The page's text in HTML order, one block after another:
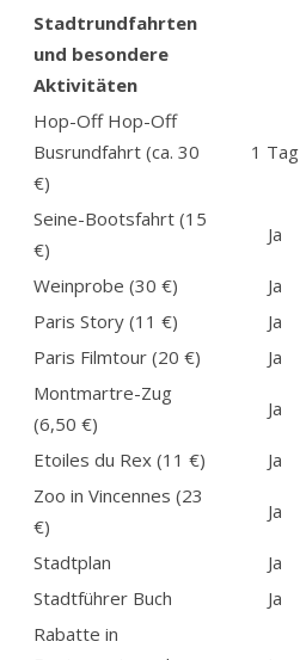
Stadtrundfahrten
und besondere
Aktivitäten
Hop-Off Hop-Off
Busrundfahrt (ca. 30
€)
1 Tag
Seine-Bootsfahrt (15
€)
Ja
Weinprobe (30 €) Ja
Paris Story (11 €)
Ja
Paris Filmtour (20 €)
Ja
Montmartre-Zug
(6,50 €)
Ja
Etoiles du Rex (11 €) Ja
Zoo in Vincennes (23
€)
Ja
Stadtplan Ja
Stadtführer Buch
Ja
Rabatte in